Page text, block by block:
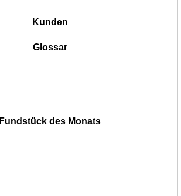
Kunden
Glossar
Fundstück des Monats